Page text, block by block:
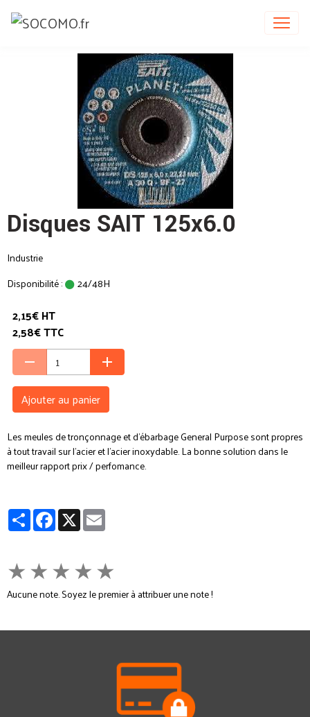
Disques SAIT 125x6.0
Industrie
Disponibilité :
24/48H
2,15€ HT
2,58€ TTC
Ajouter au panier
Les meules de tronçonnage et d'ébarbage General Purpose sont propres
à tout travail sur l'acier et l'acier inoxydable. La bonne solution dans le
meilleur rapport prix / perfomance.
PartagerFacebook
X
★★★★★
Aucune note. Soyez le premier à attribuer une note !